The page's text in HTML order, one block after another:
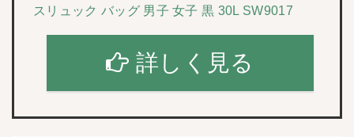
スリュック バッグ 男子 女子 黒 30L SW9017
詳しく見る